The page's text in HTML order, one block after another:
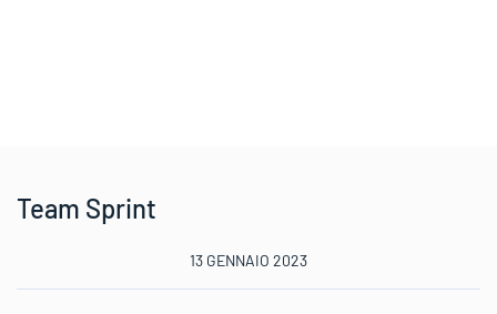
Team Sprint
13 GENNAIO 2023